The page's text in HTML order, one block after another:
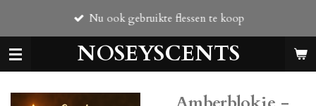
de
hoofdinhoud
NOSEYSCENTS
Nu ook gebruikte flessen te koop